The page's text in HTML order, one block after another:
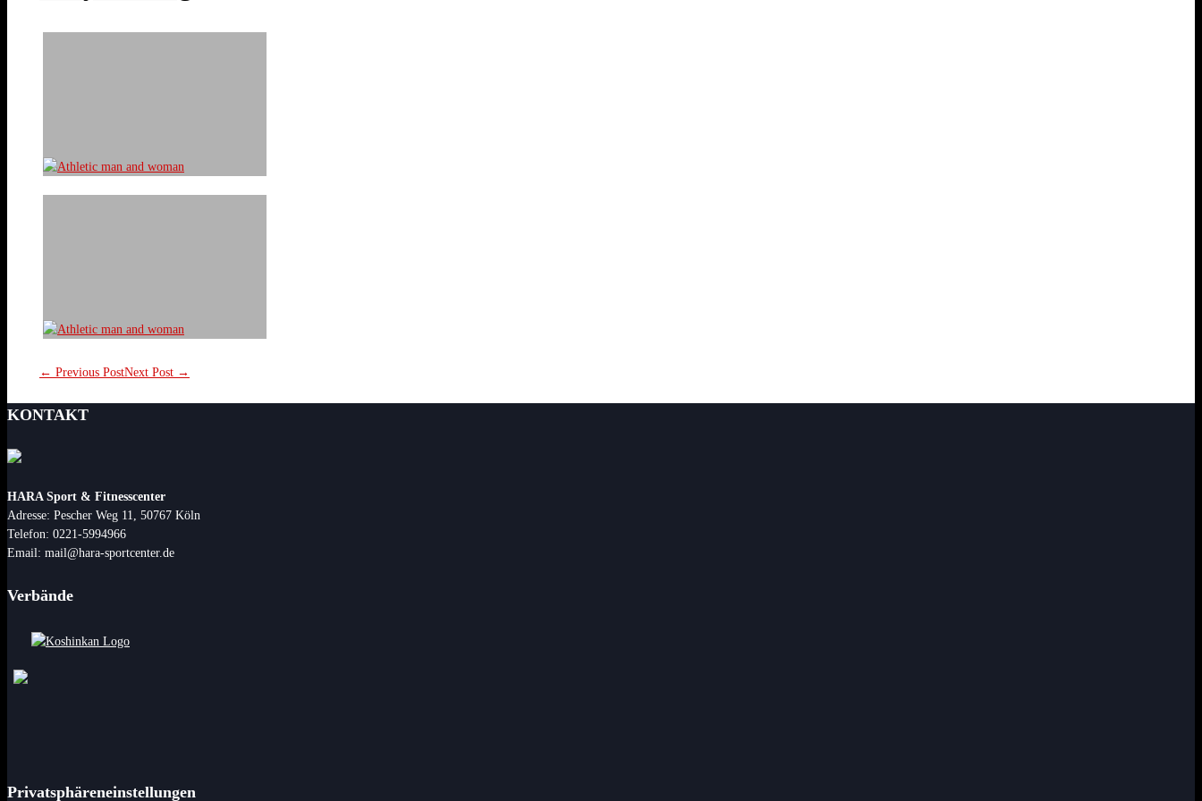
← Previous PostNext Post →
KONTAKT
HARA Sport & Fitnesscenter
Adresse: Pescher Weg 11, 50767 Köln
Telefon: 0221-5994966
Email: mail@hara-sportcenter.de
Verbände
Privatsphäreneinstellungen